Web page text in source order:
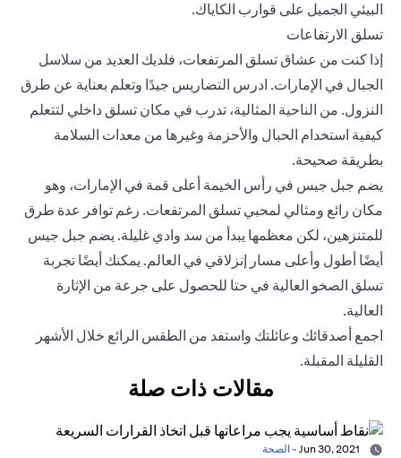
البيئي الجميل على قوارب الكاياك.
تسلق الارتفاعات
إذا كنت من عشاق تسلق المرتفعات، فلديك العديد من سلاسل
الجبال في الإمارات. ادرس التضاريس جيدًا وتعلم بعناية عن طرق
النزول. من الناحية المثالية، تدرب في مكان تسلق داخلي لتتعلم
كيفية استخدام الحبال والأحزمة وغيرها من معدات السلامة
بطريقة صحيحة.
يضم جبل جيس في رأس الخيمة أعلى قمة في الإمارات، وهو
مكان رائع ومثالي لمحبي تسلق المرتفعات. رغم توافر عدة طرق
للمتنزهين، لكن معظمها يبدأ من سد وادي غليلة. يضم جبل جيس
أيضًا أطول وأعلى مسار إنزلاقي في العالم. يمكنك أيضًا تجربة
تسلق الصخو العالية في حتا للحصول على جرعة من الإثارة
العالية.
اجمع أصدقائك وعائلتك واستفد من الطقس الرائع خلال الأشهر
القليلة المقبلة.
مقالات ذات صلة
- الصحة